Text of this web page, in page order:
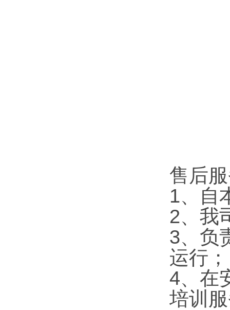
售后
1、自
2、我
3、负
运行；
4、在
培训